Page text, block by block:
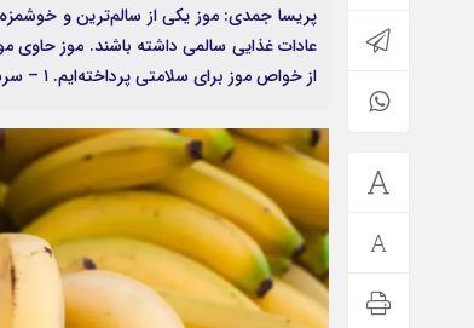
پریسا جمدی: موز یکی از سالم‌ترین و
از خواص موز برای سلامتی پرداخته‌ایم. ۱ – سرشار […]